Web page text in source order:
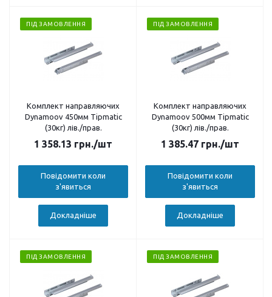
ПІД ЗАМОВЛЕННЯ
Комплект направляючих
Dynamoov 450мм Tipmatic
(30кг) лів./прав.
1 358.13 грн./шт
Повідомити коли
з'явиться
Докладніше
ПІД ЗАМОВЛЕННЯ
Комплект направляючих
Dynamoov 500мм Tipmatic
(30кг) лів./прав.
1 385.47 грн./шт
Повідомити коли
з'явиться
Докладніше
ПІД ЗАМОВЛЕННЯ ПІД ЗАМОВЛЕННЯ